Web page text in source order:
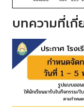
บทความที่เกี่